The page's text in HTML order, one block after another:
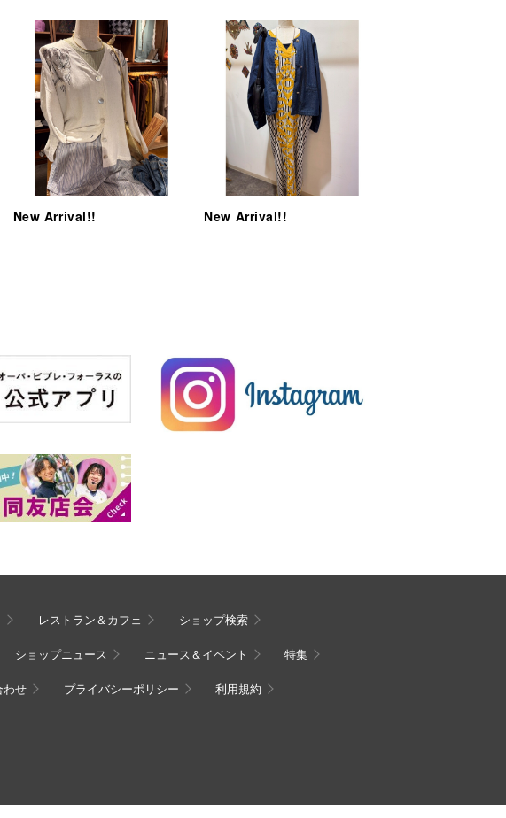
New Arrival!! New Arrival!!
レストラン＆カフェ ショップ検索
ショップニュース ニュース＆イベント 特集
わせ プライバシーポリシー 利用規約